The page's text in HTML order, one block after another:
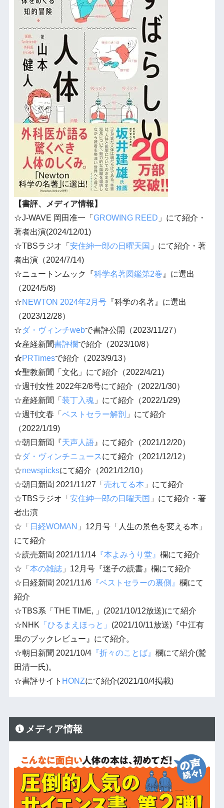
【書評、メディア情報】
☆J-WAVE 岡田准一「 GROWING REED 」にて紹介・
著者出演(2024/12/01)
☆TBSラジオ「 安住紳一郎の日曜天国 」にて紹介・著
者出演（2024/7/14)
☆ニュートンムック『科学名著図鑑第2巻 』に選出
（2024/5/8)
☆NEWTON 2024年2月号『科学の名著』に選出
（2023/12/28）
☆ダ・ヴィンチwebで書評公開（2023/11/27）
☆産経新聞書評欄で紹介（2023/10/8）
☆PRTimesで紹介（2023/9/13）
☆聖教新聞「文化」にて紹介（2022/4/21)
☆週刊女性 2022年2/8号にて紹介（2022/1/30）
☆産経新聞「 装丁入魂」にて紹介（2022/1/29)
☆週刊 文春 「 ベストセラー解剖 」にて紹介
（2022/1/19)
☆朝日新聞『天声人語』にて紹介（2021/12/20）
☆ダ・ヴィンチニュース にて紹介（2021/12/12）
☆newspicksにて紹介（2021/12/10）
☆朝日新聞 2021/11/27「 売れてる本 」にて紹介
☆TBSラジオ「 安住紳一郎の日曜天国 」にて紹介・著
者出演
☆「 日経WOMAN 」12月号「人生の景色を変える本」
にて紹介
☆読売新聞 2021/11/14『本よみうり堂』 欄にて紹介
☆「 本の雑誌」12月号『迷子の読書』欄にて紹介
☆日経新聞 2021/11/6『ベストセラーの裏側』 欄にて
紹介
☆TBS系「THE TIME, 」(2021/10/12放送)にて紹介
☆NHK 「ひるまえほっと」 (2021/10/11放送)『中江有
里のブックレビュー』にて紹介。
☆朝日新聞 2021/10/4『折々のことば』 欄にて紹介(鷲
田清一氏)。
☆書評サイト HONZにて紹介(2021/10/4掲載)
メディア情報